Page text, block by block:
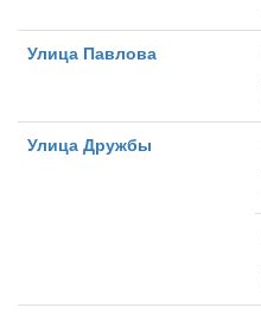
Улица Павлова
Улица Дружбы